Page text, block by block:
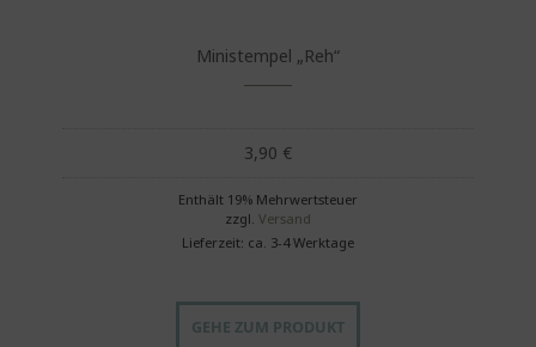
Ministempel „Reh“
3,90 €
Enthält 19% Mehrwertsteuer
zzgl.Versand
Lieferzeit: ca. 3-4 Werktage
GEHE ZUM PRODUKT